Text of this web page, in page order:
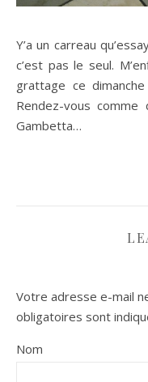
Y’a un carreau
c’est pas le seul.
grattage ce
Rendez-vous
Gambetta…
Votre adresse e-mail
obligatoires sont
Nom